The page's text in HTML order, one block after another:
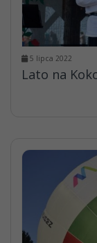
5 lipca 2022
Lato na